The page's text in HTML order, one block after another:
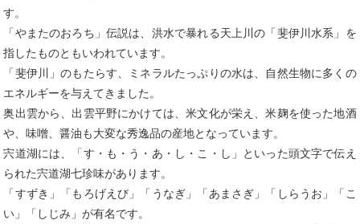
す。
「やまたのおろち」伝説は、洪水で暴れる天上川の「斐伊川水系」を
指したものともいわれています。
「斐伊川」のもたらす、ミネラルたっぷりの水は、自然生物に多くの
エネルギーを与えてきました。
奥出雲から、出雲平野にかけては、米文化が栄え、米麹を使った地酒
や、味噌、醤油も大変な秀逸品の産地となっています。
宍道湖には、「す・も・う・あ・し・こ・し」といった頭文字で伝え
られた宍道湖七珍味があります。
「すずき」「もろげえび」「うなぎ」「あまさぎ」「しらうお」「こ
い」「しじみ」が有名です。